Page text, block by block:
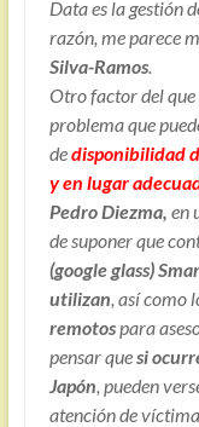
Data es la gestión
razón, me parece
Silva-Ramos.
Otro factor del que
problema que
dedisponibilidad
y en lugar
Pedro Diezma, en
de suponer que
(google glass)
utilizan, así como
remotospara
pensar quesi
Japón, pueden
atención de